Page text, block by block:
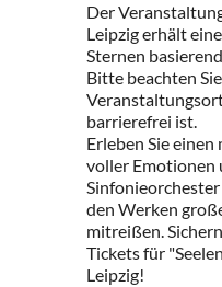
Der
Leipzig erhält
Sternen
Bitte beachten
barrierefrei ist.
Erleben Sie
voller Emotionen
Sinfonieorchester
den Werken
mitreißen.
Tickets für
Leipzig!